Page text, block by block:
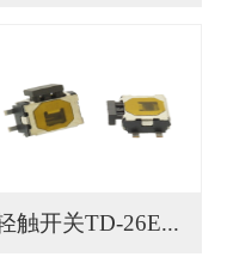
触开关TD-26E...